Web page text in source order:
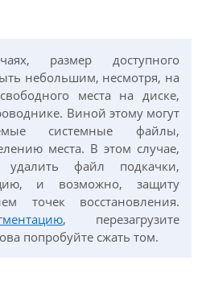
размер доступного
небольшим, несмотря, на
места на диске,
Виной этому могут
системные файлы,
места. В этом случае,
удалить файл подкачки,
и возможно, защиту
точек восстановления.
, перезагрузите
попробуйте сжать том.